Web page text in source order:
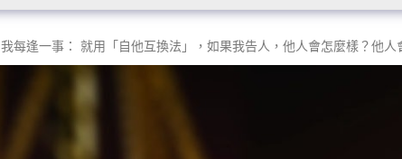
我每逢一事： 就用「自他互換法」，如果我告人，他人會怎麼樣？他